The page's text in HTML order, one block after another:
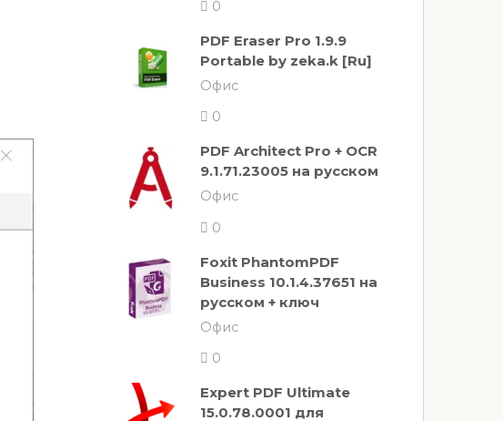
0
PDF Eraser Pro 1.9.9
Portable by zeka.k [Ru]
Офис
0
PDF Architect Pro + OCR
9.1.71.23005 на русском
Офис
0
Foxit PhantomPDF
Business 10.1.4.37651 на
русском + ключ
Офис
0
Expert PDF Ultimate
15.0.78.0001 для